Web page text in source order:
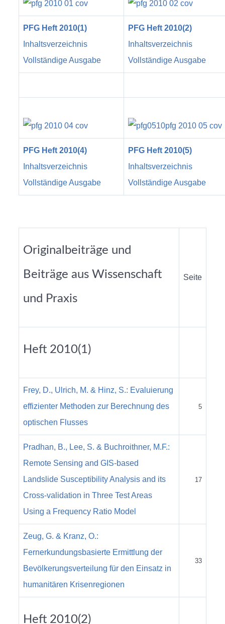
PFG Heft 2010(1)
Inhaltsverzeichnis
Vollständige Ausgabe
PFG Heft 2010(2)
Inhaltsverzeichnis
Vollständige Ausgabe
PFG Heft 2010(4)
Inhaltsverzeichnis
Vollständige Ausgabe
PFG Heft 2010(5)
Inhaltsverzeichnis
Vollständige Ausgabe
Originalbeiträge und
Beiträge aus Wissenschaft
und Praxis
Seite
Heft 2010(1)
Frey, D., Ulrich, M. & Hinz, S.: Evaluierung
effizienter Methoden zur Berechnung des
optischen Flusses
5
Pradhan, B., Lee, S. & Buchroithner, M.F.:
Remote Sensing and GIS-based
Landslide Susceptibility Analysis and its
Cross-validation in Three Test Areas
Using a Frequency Ratio Model
17
Zeug, G. & Kranz, O.:
Fernerkundungsbasierte Ermittlung der
Bevölkerungsverteilung für den Einsatz in
humanitären Krisenregionen
33
Heft 2010(2)